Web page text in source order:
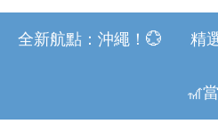
全新航點：沖繩！💮 精
🎢